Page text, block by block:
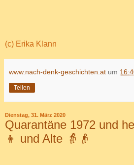
(c) Erika Klann
www.nach-denk-geschichten.at um
Teilen
Dienstag, 31. März 2020
Quarantäne 1972 und
👦 und Alte 👵👴